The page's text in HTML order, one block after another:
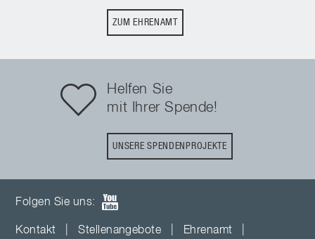
ZUM EHRENAMT
Helfen Sie
mit Ihrer Spende!
UNSERE SPENDENPROJEKTE
Folgen Sie uns:
Kontakt |Stellenangebote Ehrenamt